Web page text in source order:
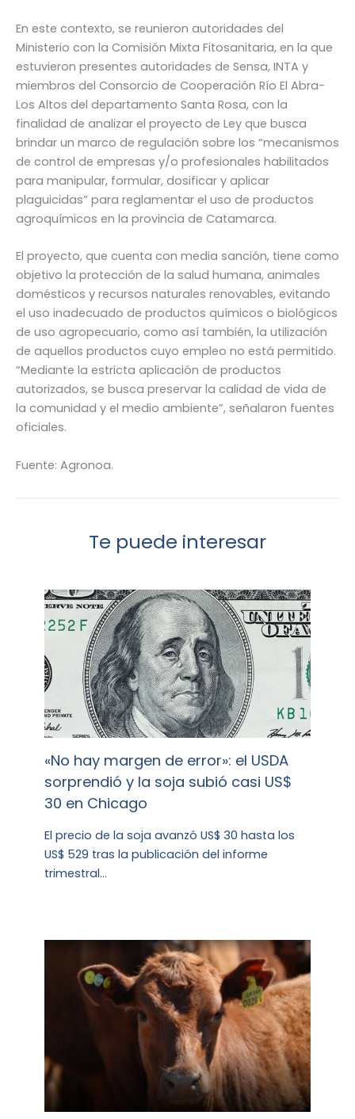
En este contexto, se reunieron autoridades del
Ministerio con la Comisión Mixta Fitosanitaria, en la que
estuvieron presentes autoridades de Sensa, INTA y
miembros del Consorcio de Cooperación Río El Abra-
Los Altos del departamento Santa Rosa, con la
finalidad de analizar el proyecto de Ley que busca
brindar un marco de regulación sobre los “mecanismos
de control de empresas y/o profesionales habilitados
para manipular, formular, dosificar y aplicar
plaguicidas” para reglamentar el uso de productos
agroquímicos en la provincia de Catamarca.
El proyecto, que cuenta con media sanción, tiene como
objetivo la protección de la salud humana, animales
domésticos y recursos naturales renovables, evitando
el uso inadecuado de productos químicos o biológicos
de uso agropecuario, como así también, la utilización
de aquellos productos cuyo empleo no está permitido.
“Mediante la estricta aplicación de productos
autorizados, se busca preservar la calidad de vida de
la comunidad y el medio ambiente”, señalaron fuentes
oficiales.
Fuente: Agronoa.
Te puede interesar
«No hay margen de error»: el USDA
sorprendió y la soja subió casi US$
30 en Chicago
El precio de la soja avanzó US$ 30 hasta los
US$ 529 tras la publicación del informe
trimestral…